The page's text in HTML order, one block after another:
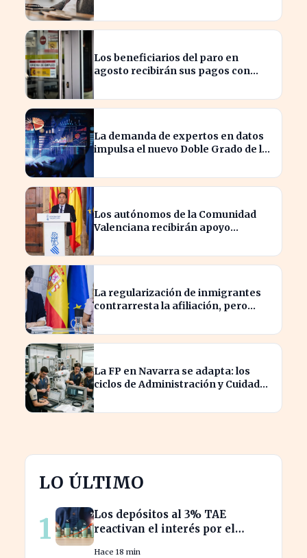
Los beneficiarios del paro en
agosto recibirán sus pagos con
La demanda de expertos en datos
impulsa el nuevo Doble Grado de la
Los autónomos de la Comunidad
Valenciana recibirán apoyo
La regularización de inmigrantes
contrarresta la afiliación, pero
La FP en Navarra se adapta: los
ciclos de Administración y Cuidados
LO ÚLTIMO
1
Los depósitos al 3% TAE
reactivan el interés por el
Hace 18 min